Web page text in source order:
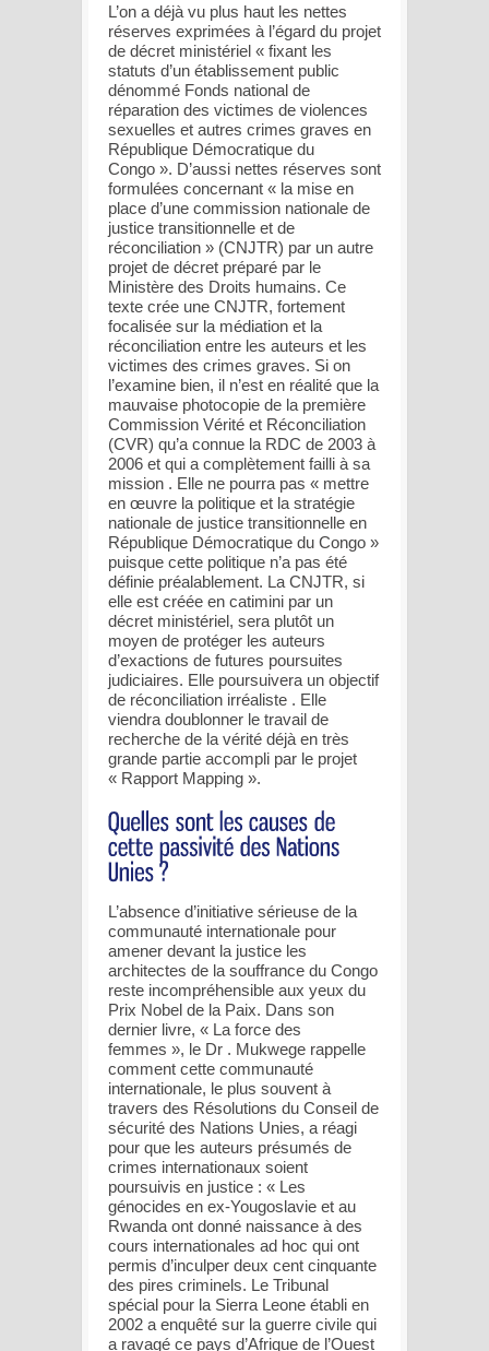
L’on a déjà vu plus haut les nettes
réserves exprimées à l’égard du projet
de décret ministériel « fixant les
statuts d’un établissement public
dénommé Fonds national de
réparation des victimes de violences
sexuelles et autres crimes graves en
République Démocratique du
Congo ». D’aussi nettes réserves sont
formulées concernant « la mise en
place d’une commission nationale de
justice transitionnelle et de
réconciliation » (CNJTR) par un autre
projet de décret préparé par le
Ministère des Droits humains. Ce
texte crée une CNJTR, fortement
focalisée sur la médiation et la
réconciliation entre les auteurs et les
victimes des crimes graves. Si on
l’examine bien, il n’est en réalité que la
mauvaise photocopie de la première
Commission Vérité et Réconciliation
(CVR) qu’a connue la RDC de 2003 à
2006 et qui a complètement failli à sa
mission . Elle ne pourra pas « mettre
en œuvre la politique et la stratégie
nationale de justice transitionnelle en
République Démocratique du Congo »
puisque cette politique n’a pas été
définie préalablement. La CNJTR, si
elle est créée en catimini par un
décret ministériel, sera plutôt un
moyen de protéger les auteurs
d’exactions de futures poursuites
judiciaires. Elle poursuivera un objectif
de réconciliation irréaliste . Elle
viendra doublonner le travail de
recherche de la vérité déjà en très
grande partie accompli par le projet
« Rapport Mapping ».
L’absence d’initiative sérieuse de la
communauté internationale pour
amener devant la justice les
architectes de la souffrance du Congo
reste incompréhensible aux yeux du
Prix Nobel de la Paix. Dans son
dernier livre, « La force des
femmes », le Dr . Mukwege rappelle
comment cette communauté
internationale, le plus souvent à
travers des Résolutions du Conseil de
sécurité des Nations Unies, a réagi
pour que les auteurs présumés de
crimes internationaux soient
poursuivis en justice : « Les
génocides en ex-Yougoslavie et au
Rwanda ont donné naissance à des
cours internationales ad hoc qui ont
permis d’inculper deux cent cinquante
des pires criminels. Le Tribunal
spécial pour la Sierra Leone établi en
2002 a enquêté sur la guerre civile qui
a ravagé ce pays d’Afrique de l’Ouest